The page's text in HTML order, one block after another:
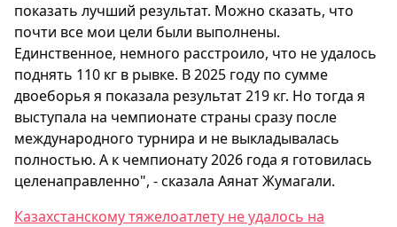
показать лучший результат. Можно сказать, что
почти все мои цели были выполнены.
Единственное, немного расстроило, что не удалось
поднять 110 кг в рывке. В 2025 году по сумме
двоеборья я показала результат 219 кг. Но тогда я
выступала на чемпионате страны сразу после
международного турнира и не выкладывалась
полностью. А к чемпионату 2026 года я готовилась
целенаправленно", - сказала Аянат Жумагали.
Казахстанскому тяжелоатлету не удалось на